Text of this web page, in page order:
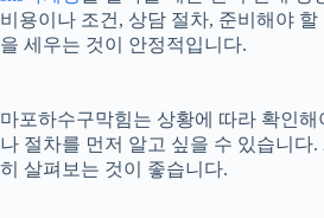
비용이나 조건, 상담 절차, 준비해야
을 세우는 것이 안정적입니다.
마포하수구막힘는 상황에 따라 확인
나 절차를 먼저 알고 싶을 수 있습니다
히 살펴보는 것이 좋습니다.